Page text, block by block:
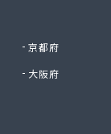
京都府
大阪府